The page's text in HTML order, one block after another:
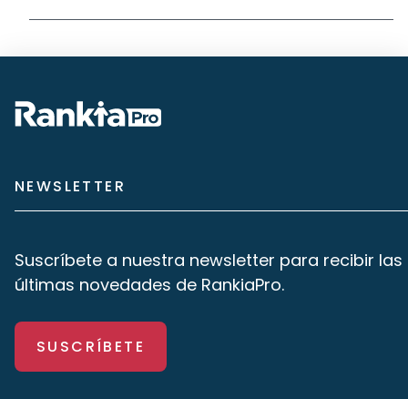
NEWSLETTER
Suscríbete a nuestra newsletter para recibir las
últimas novedades de RankiaPro.
SUSCRÍBETE